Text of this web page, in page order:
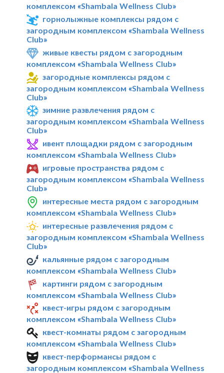
комплексом «Shambala Wellness Club»
горнолыжные комплексы рядом с
загородным комплексом «Shambala Wellness
Club»
живые квесты рядом с загородным
комплексом «Shambala Wellness Club»
загородные комплексы рядом с
загородным комплексом «Shambala Wellness
Club»
зимние развлечения рядом с
загородным комплексом «Shambala Wellness
Club»
ивент площадки рядом с загородным
комплексом «Shambala Wellness Club»
игровые пространства рядом с
загородным комплексом «Shambala Wellness
Club»
интересные места рядом с загородным
комплексом «Shambala Wellness Club»
интересные развлечения рядом с
загородным комплексом «Shambala Wellness
Club»
кальянные рядом с загородным
комплексом «Shambala Wellness Club»
картинги рядом с загородным
комплексом «Shambala Wellness Club»
квест-игры рядом с загородным
комплексом «Shambala Wellness Club»
квест-комнаты рядом с загородным
комплексом «Shambala Wellness Club»
квест-перформансы рядом с
загородным комплексом «Shambala Wellness